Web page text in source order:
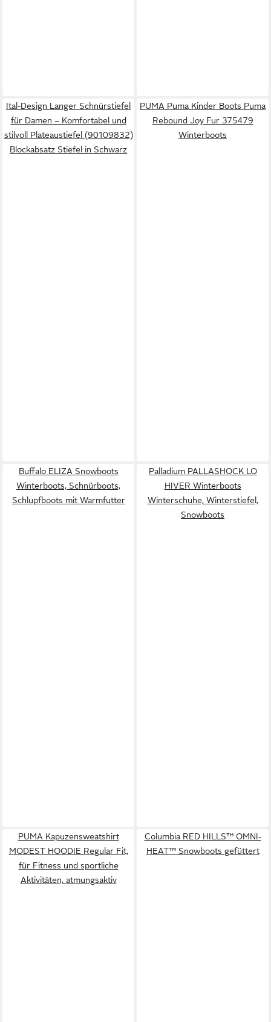
Ital-Design Langer Schnürstiefel
für Damen – Komfortabel und
stilvoll Plateaustiefel (90109832)
Blockabsatz Stiefel in Schwarz
PUMA Puma Kinder Boots Puma
Rebound Joy Fur 375479
Winterboots
Buffalo ELIZA Snowboots
Winterboots, Schnürboots,
Schlupfboots mit Warmfutter
Palladium PALLASHOCK LO
HIVER Winterboots
Winterschuhe, Winterstiefel,
Snowboots
PUMA Kapuzensweatshirt
MODEST HOODIE Regular Fit,
für Fitness und sportliche
Aktivitäten, atmungsaktiv
Columbia RED HILLS™ OMNI-
HEAT™ Snowboots gefüttert